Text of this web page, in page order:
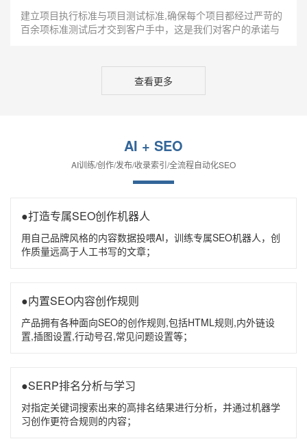
建立项目执行标准与项目测试标准,确保每个项目都经过严苛的
百余项标准测试后才交到客户手中，这是我们对客户的承诺与
查看更多
AI + SEO
AI训练/创作/发布/收录索引/全流程自动化SEO
●打造专属SEO创作机器人
用自己品牌风格的内容数据投喂AI，训练专属SEO机器人，创
作质量远高于人工书写的文章；
●内置SEO内容创作规则
产品拥有各种面向SEO的创作规则,包括HTML规则,内外链设
置,插图设置,行动号召,常见问题设置等；
●SERP排名分析与学习
对指定关键词搜索出来的高排名结果进行分析，并通过机器学
习创作更符合规则的内容；